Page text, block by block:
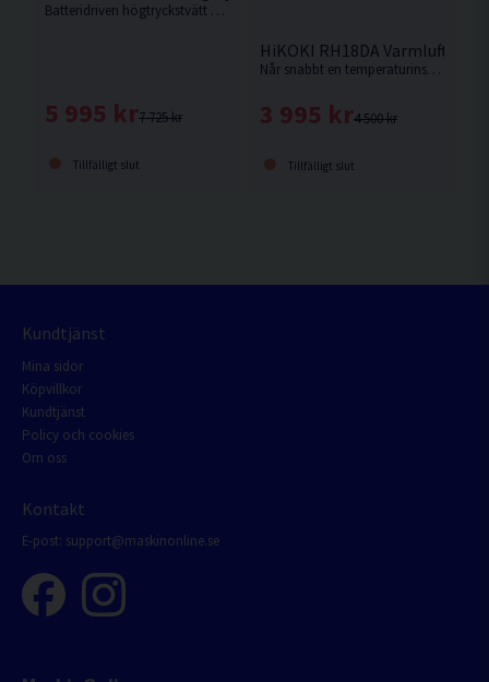
Batteridriven högtryckstvätt på 20bar från HiKOKI. Levereras utan batteri och laddare.
7 725 kr
5 995 kr
Tillfälligt slut
HiKOKI RH18DA
Når snabbt en temperaturinställning på upp till 550°C och högt luftflöde för snabba och krävande applikationer.
4 500 kr
3 995 kr
Tillfälligt slut
Kundtjänst
Mina sidor
Köpvillkor
Kundtjänst
Policy och cookies
Om oss
Kontakt
E-post: support@maskinonline.se